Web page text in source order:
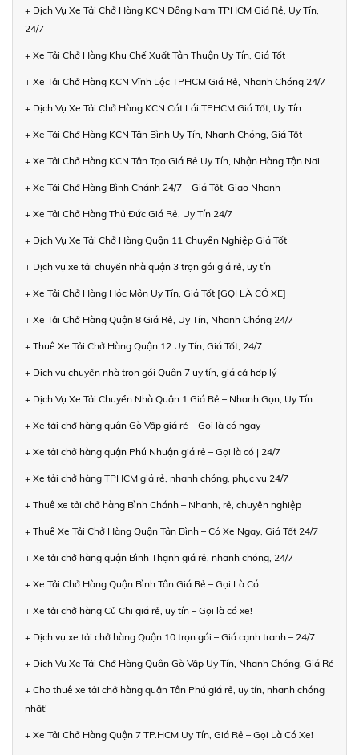
+ Dịch Vụ Xe Tải Chở Hàng KCN Đông Nam TPHCM Giá Rẻ, Uy Tín,
24/7
+ Xe Tải Chở Hàng Khu Chế Xuất Tân Thuận Uy Tín, Giá Tốt
+ Xe Tải Chở Hàng KCN Vĩnh Lộc TPHCM Giá Rẻ, Nhanh Chóng 24/7
+ Dịch Vụ Xe Tải Chở Hàng KCN Cát Lái TPHCM Giá Tốt, Uy Tín
+ Xe Tải Chở Hàng KCN Tân Bình Uy Tín, Nhanh Chóng, Giá Tốt
+ Xe Tải Chở Hàng KCN Tân Tạo Giá Rẻ Uy Tín, Nhận Hàng Tận Nơi
+ Xe Tải Chở Hàng Bình Chánh 24/7 – Giá Tốt, Giao Nhanh
+ Xe Tải Chở Hàng Thủ Đức Giá Rẻ, Uy Tín 24/7
+ Dịch Vụ Xe Tải Chở Hàng Quận 11 Chuyên Nghiệp Giá Tốt
+ Dịch vụ xe tải chuyển nhà quận 3 trọn gói giá rẻ, uy tín
+ Xe Tải Chở Hàng Hóc Môn Uy Tín, Giá Tốt [GỌI LÀ CÓ XE]
+ Xe Tải Chở Hàng Quận 8 Giá Rẻ, Uy Tín, Nhanh Chóng 24/7
+ Thuê Xe Tải Chở Hàng Quận 12 Uy Tín, Giá Tốt, 24/7
+ Dịch vụ chuyển nhà trọn gói Quận 7 uy tín, giá cả hợp lý
+ Dịch Vụ Xe Tải Chuyển Nhà Quận 1 Giá Rẻ – Nhanh Gọn, Uy Tín
+ Xe tải chở hàng quận Gò Vấp giá rẻ – Gọi là có ngay
+ Xe tải chở hàng quận Phú Nhuận giá rẻ – Gọi là có | 24/7
+ Xe tải chở hàng TPHCM giá rẻ, nhanh chóng, phục vụ 24/7
+ Thuê xe tải chở hàng Bình Chánh – Nhanh, rẻ, chuyên nghiệp
+ Thuê Xe Tải Chở Hàng Quận Tân Bình – Có Xe Ngay, Giá Tốt 24/7
+ Xe tải chở hàng quận Bình Thạnh giá rẻ, nhanh chóng, 24/7
+ Xe Tải Chở Hàng Quận Bình Tân Giá Rẻ – Gọi Là Có
+ Xe tải chở hàng Củ Chi giá rẻ, uy tín – Gọi là có xe!
+ Dịch vụ xe tải chở hàng Quận 10 trọn gói – Giá cạnh tranh – 24/7
+ Dịch Vụ Xe Tải Chở Hàng Quận Gò Vấp Uy Tín, Nhanh Chóng, Giá Rẻ
+ Cho thuê xe tải chở hàng quận Tân Phú giá rẻ, uy tín, nhanh chóng
nhất!
+ Xe Tải Chở Hàng Quận 7 TP.HCM Uy Tín, Giá Rẻ – Gọi Là Có Xe!